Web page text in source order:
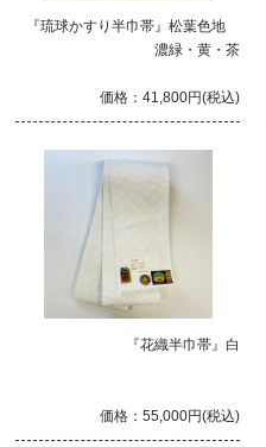
『琉球かすり半巾帯』松葉色地
濃緑・黄・茶
価格：41,800円(税込)
『花織半巾帯』白
価格：55,000円(税込)